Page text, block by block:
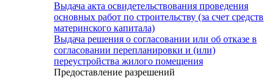
Выдача акта освидетельствования проведения
основных работ по строительству (за счет средств
материнского капитала)
Выдача решения о согласовании или об отказе в
согласовании перепланировки и (или)
переустройства жилого помещения
Предоставление разрешений